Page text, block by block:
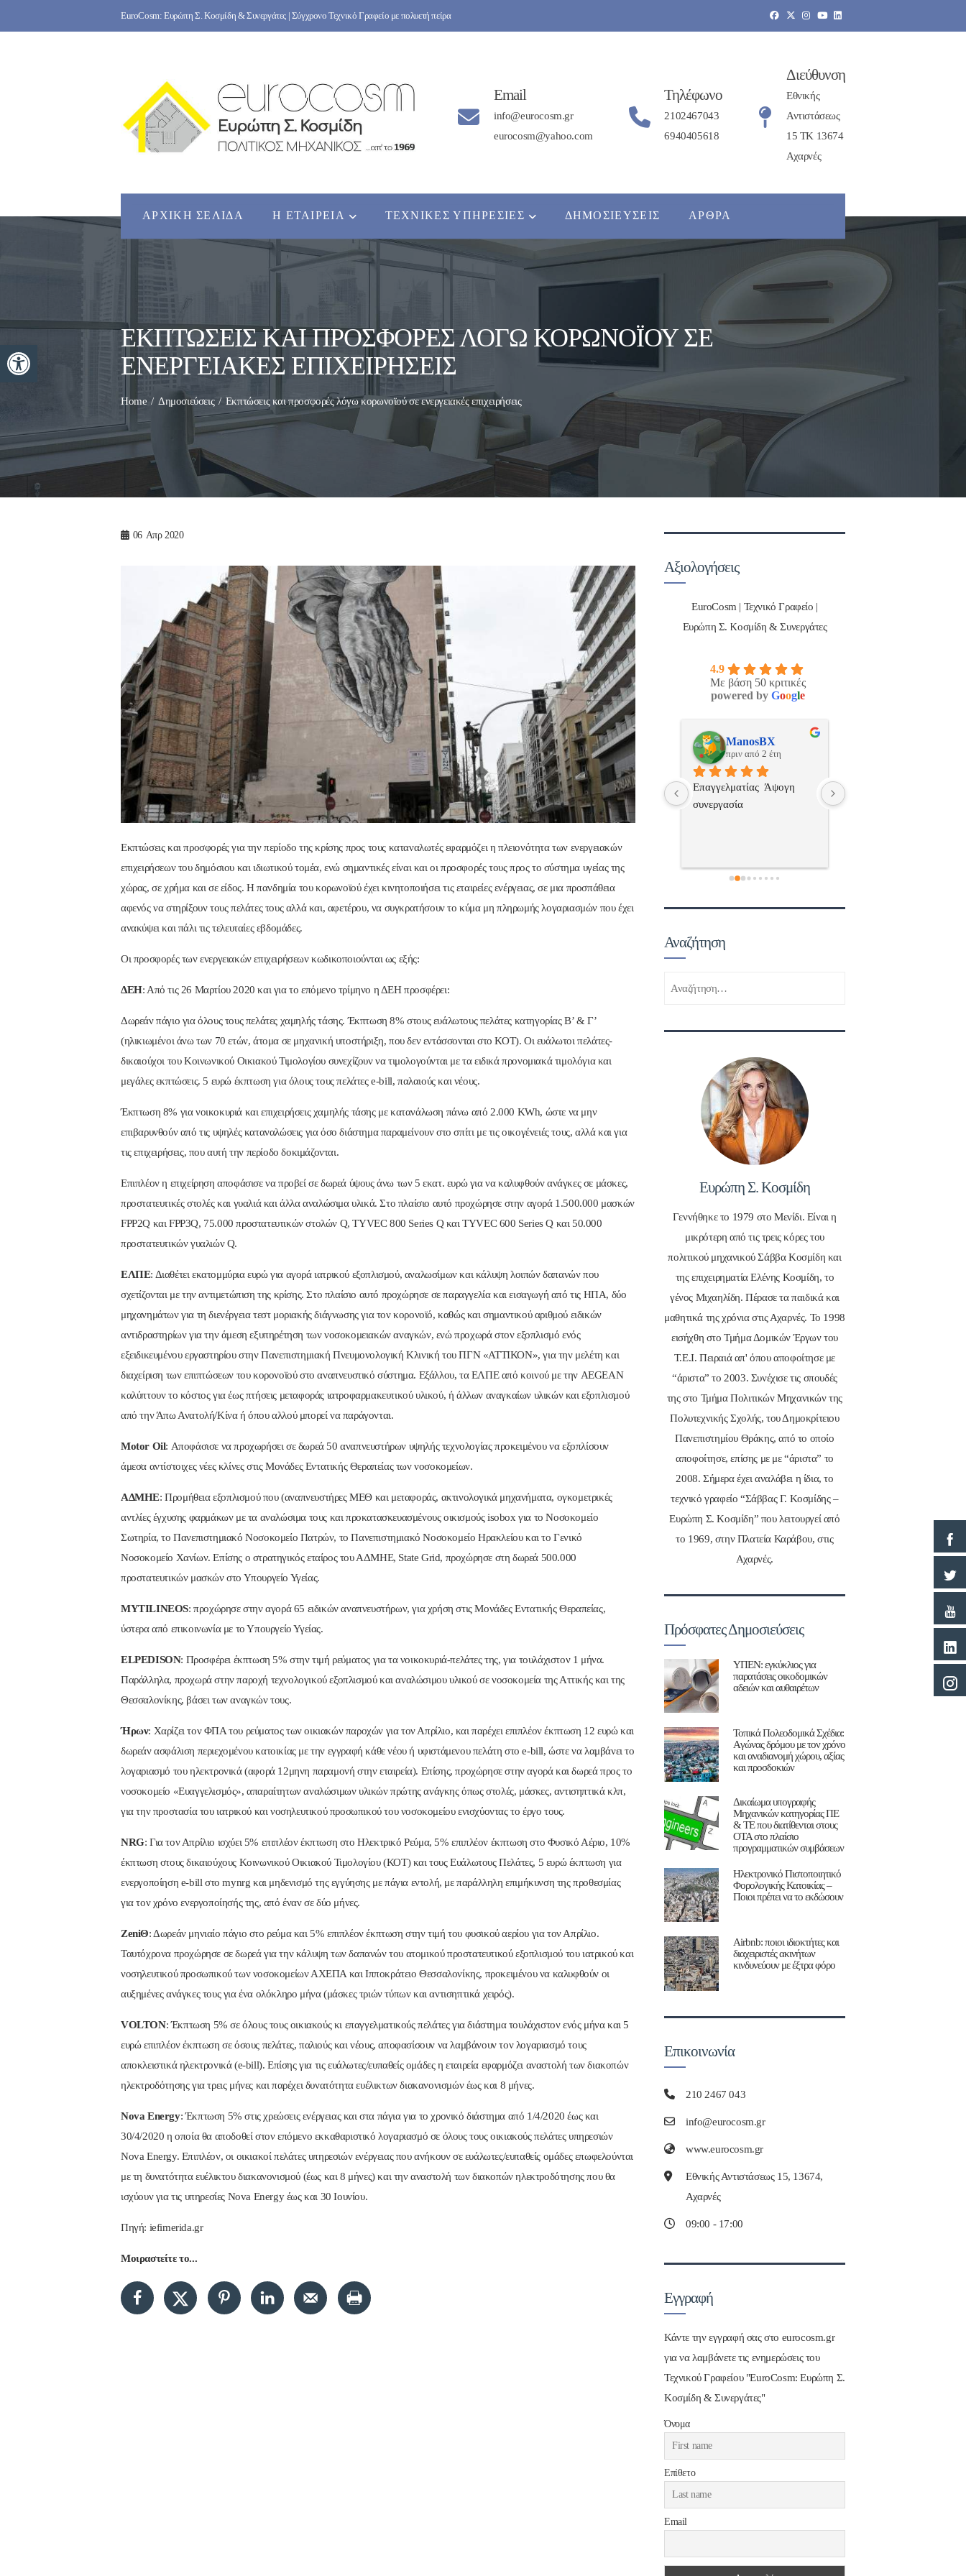
Ανοίξτε τη γραμμή εργαλείων
to
EuroCosm: Ευρώπη Σ. Κοσμίδη & Συνεργάτες | Σύγχρονο Τεχνικό Γραφείο με πολυετή πείρα
Email
info@eurocosm.gr
eurocosm@yahoo.com
Τηλέφωνο
2102467043
6940405618
Διεύθυνση
Εθνικής
Αντιστάσεως
15 ΤΚ 13674
Αχαρνές
ΑΡΧΙΚΉ ΣΕΛΊΔΑ Η ΕΤΑΙΡΕΊΑ ΤΕΧΝΙΚΈΣ ΥΠΗΡΕΣΊΕΣ ΔΗΜΟΣΙΕΎΣΕΙΣ ΆΡΘΡΑ
ΕΚΠΤΏΣΕΙΣ ΚΑΙ ΠΡΟΣΦΟΡΈΣ ΛΌΓΩ ΚΟΡΩΝΟΪΟΎ ΣΕ
ΕΝΕΡΓΕΙΑΚΈΣ ΕΠΙΧΕΙΡΉΣΕΙΣ
Home Δημοσιεύσεις Εκπτώσεις και προσφορές λόγω κορωνοϊού σε ενεργειακές επιχειρήσεις
06 Απρ 2020
Εκπτώσεις και προσφορές για την περίοδο της κρίσης προς τους καταναλωτές εφαρμόζει η πλειονότητα των ενεργειακών
επιχειρήσεων του δημόσιου και ιδιωτικού τομέα, ενώ σημαντικές είναι και οι προσφορές τους προς το σύστημα υγείας της
χώρας, σε χρήμα και σε είδος. Η πανδημία του κορωνοϊού έχει κινητοποιήσει τις εταιρείες ενέργειας, σε μια προσπάθεια
αφενός να στηρίξουν τους πελάτες τους αλλά και, αφετέρου, να συγκρατήσουν το κύμα μη πληρωμής λογαριασμών που έχει
ανακύψει και πάλι τις τελευταίες εβδομάδες.
Οι προσφορές των ενεργειακών επιχειρήσεων κωδικοποιούνται ως εξής:
ΔΕΗ: Από τις 26 Μαρτίου 2020 και για το επόμενο τρίμηνο η ΔΕΗ προσφέρει:
Δωρεάν πάγιο για όλους τους πελάτες χαμηλής τάσης. Έκπτωση 8% στους ευάλωτους πελάτες κατηγορίας Β’ & Γ’
(ηλικιωμένοι άνω των 70 ετών, άτομα σε μηχανική υποστήριξη, που δεν εντάσσονται στο ΚΟΤ). Οι ευάλωτοι πελάτες-
δικαιούχοι του Κοινωνικού Οικιακού Τιμολογίου συνεχίζουν να τιμολογούνται με τα ειδικά προνομιακά τιμολόγια και
μεγάλες εκπτώσεις. 5 ευρώ έκπτωση για όλους τους πελάτες e-bill, παλαιούς και νέους.
Έκπτωση 8% για νοικοκυριά και επιχειρήσεις χαμηλής τάσης με κατανάλωση πάνω από 2.000 KWh, ώστε να μην
επιβαρυνθούν από τις υψηλές καταναλώσεις για όσο διάστημα παραμείνουν στο σπίτι με τις οικογένειές τους, αλλά και για
τις επιχειρήσεις, που αυτή την περίοδο δοκιμάζονται.
Επιπλέον η επιχείρηση αποφάσισε να προβεί σε δωρεά ύψους άνω των 5 εκατ. ευρώ για να καλυφθούν ανάγκες σε μάσκες,
προστατευτικές στολές και γυαλιά και άλλα αναλώσιμα υλικά. Στο πλαίσιο αυτό προχώρησε στην αγορά 1.500.000 μασκών
FPP2Q και FPP3Q, 75.000 προστατευτικών στολών Q, TYVEC 800 Series Q και TYVEC 600 Series Q και 50.000
προστατευτικών γυαλιών Q.
ΕΛΠΕ: Διαθέτει εκατομμύρια ευρώ για αγορά ιατρικού εξοπλισμού, αναλωσίμων και κάλυψη λοιπών δαπανών που
σχετίζονται με την αντιμετώπιση της κρίσης. Στο πλαίσιο αυτό προχώρησε σε παραγγελία και εισαγωγή από τις ΗΠΑ, δύο
μηχανημάτων για τη διενέργεια τεστ μοριακής διάγνωσης για τον κορονοϊό, καθώς και σημαντικού αριθμού ειδικών
αντιδραστηρίων για την άμεση εξυπηρέτηση των νοσοκομειακών αναγκών, ενώ προχωρά στον εξοπλισμό ενός
εξειδικευμένου εργαστηρίου στην Πανεπιστημιακή Πνευμονολογική Κλινική του ΠΓΝ «ΑΤΤΙΚΟΝ», για την μελέτη και
διαχείριση των επιπτώσεων του κορονοϊού στο αναπνευστικό σύστημα. Εξάλλου, τα ΕΛΠΕ από κοινού με την AEGEAN
καλύπτουν το κόστος για έως πτήσεις μεταφοράς ιατροφαρμακευτικού υλικού, ή άλλων αναγκαίων υλικών και εξοπλισμού
από την Άπω Ανατολή/Κίνα ή όπου αλλού μπορεί να παράγονται.
Motor Oil: Αποφάσισε να προχωρήσει σε δωρεά 50 αναπνευστήρων υψηλής τεχνολογίας προκειμένου να εξοπλίσουν
άμεσα αντίστοιχες νέες κλίνες στις Μονάδες Εντατικής Θεραπείας των νοσοκομείων.
ΑΔΜΗΕ: Προμήθεια εξοπλισμού που (αναπνευστήρες ΜΕΘ και μεταφοράς, ακτινολογικά μηχανήματα, ογκομετρικές
αντλίες έγχυσης φαρμάκων με τα αναλώσιμα τους και προκατασκευασμένους οικισμούς isobox για το Νοσοκομείο
Σωτηρία, το Πανεπιστημιακό Νοσοκομείο Πατρών, το Πανεπιστημιακό Νοσοκομείο Ηρακλείου και το Γενικό
Νοσοκομείο Χανίων. Επίσης ο στρατηγικός εταίρος του ΑΔΜΗΕ, State Grid, προχώρησε στη δωρεά 500.000
προστατευτικών μασκών στο Υπουργείο Υγείας.
MYTILINEOS: προχώρησε στην αγορά 65 ειδικών αναπνευστήρων, για χρήση στις Μονάδες Εντατικής Θεραπείας,
ύστερα από επικοινωνία με το Υπουργείο Υγείας.
ELPEDISON: Προσφέρει έκπτωση 5% στην τιμή ρεύματος για τα νοικοκυριά-πελάτες της, για τουλάχιστον 1 μήνα.
Παράλληλα, προχωρά στην παροχή τεχνολογικού εξοπλισμού και αναλώσιμου υλικού σε νοσοκομεία της Αττικής και της
Θεσσαλονίκης, βάσει των αναγκών τους.
Ήρων: Χαρίζει τον ΦΠΑ του ρεύματος των οικιακών παροχών για τον Απρίλιο, και παρέχει επιπλέον έκπτωση 12 ευρώ και
δωρεάν ασφάλιση περιεχομένου κατοικίας με την εγγραφή κάθε νέου ή υφιστάμενου πελάτη στο e-bill, ώστε να λαμβάνει το
λογαριασμό του ηλεκτρονικά (αφορά 12μηνη παραμονή στην εταιρεία). Επίσης, προχώρησε στην αγορά και δωρεά προς το
νοσοκομείο «Ευαγγελισμός», απαραίτητων αναλώσιμων υλικών πρώτης ανάγκης όπως στολές, μάσκες, αντισηπτικά κλπ,
για την προστασία του ιατρικού και νοσηλευτικού προσωπικού του νοσοκομείου ενισχύοντας το έργο τους.
NRG: Για τον Απρίλιο ισχύει 5% επιπλέον έκπτωση στο Ηλεκτρικό Ρεύμα, 5% επιπλέον έκπτωση στο Φυσικό Αέριο, 10%
έκπτωση στους δικαιούχους Κοινωνικού Οικιακού Τιμολογίου (ΚΟΤ) και τους Ευάλωτους Πελάτες, 5 ευρώ έκπτωση για
ενεργοποίηση e-bill στο mynrg και μηδενισμό της εγγύησης με πάγια εντολή, με παράλληλη επιμήκυνση της προθεσμίας
για τον χρόνο ενεργοποίησής της, από έναν σε δύο μήνες.
ZeniΘ: Δωρεάν μηνιαίο πάγιο στο ρεύμα και 5% επιπλέον έκπτωση στην τιμή του φυσικού αερίου για τον Απρίλιο.
Ταυτόχρονα προχώρησε σε δωρεά για την κάλυψη των δαπανών του ατομικού προστατευτικού εξοπλισμού του ιατρικού και
νοσηλευτικού προσωπικού των νοσοκομείων ΑΧΕΠΑ και Ιπποκράτειο Θεσσαλονίκης, προκειμένου να καλυφθούν οι
αυξημένες ανάγκες τους για ένα ολόκληρο μήνα (μάσκες τριών τύπων και αντισηπτικά χειρός).
VOLTON: Έκπτωση 5% σε όλους τους οικιακούς κι επαγγελματικούς πελάτες για διάστημα τουλάχιστον ενός μήνα και 5
ευρώ επιπλέον έκπτωση σε όσους πελάτες, παλιούς και νέους, αποφασίσουν να λαμβάνουν τον λογαριασμό τους
αποκλειστικά ηλεκτρονικά (e-bill). Επίσης για τις ευάλωτες/ευπαθείς ομάδες η εταιρεία εφαρμόζει αναστολή των διακοπών
ηλεκτροδότησης για τρεις μήνες και παρέχει δυνατότητα ευέλικτων διακανονισμών έως και 8 μήνες.
Nova Energy: Έκπτωση 5% στις χρεώσεις ενέργειας και στα πάγια για το χρονικό διάστημα από 1/4/2020 έως και
30/4/2020 η οποία θα αποδοθεί στον επόμενο εκκαθαριστικό λογαριασμό σε όλους τους οικιακούς πελάτες υπηρεσιών
Nova Energy. Επιπλέον, οι οικιακοί πελάτες υπηρεσιών ενέργειας που ανήκουν σε ευάλωτες/ευπαθείς ομάδες επωφελούνται
με τη δυνατότητα ευέλικτου διακανονισμού (έως και 8 μήνες) και την αναστολή των διακοπών ηλεκτροδότησης που θα
ισχύουν για τις υπηρεσίες Nova Energy έως και 30 Ιουνίου.
Πηγή: iefimerida.gr
Μοιραστείτε το...
Αξιολογήσεις
EuroCosm | Τεχνικό Γραφείο |
Ευρώπη Σ. Κοσμίδη & Συνεργάτες
4.9
Με βάση 50 κριτικές
powered by Google
Nik Nikolopoulos
πριν από 2 έτη
Άψογη στη συνεργασία ,
αποτελεσματική,Συνεπής,κ
ατατοπιστική.Με λίγα
Επαγγελματίας ,πάντα με
το χαμόγελο.Την
Ευχαριστώ πολύ και την
ΣΥΣΤΗΝΩ ανεπιφύλακτα..
ManosBX
πριν από 2 έτη
Επαγγελματίας  Άψογη
συνεργασία
Αναζήτηση
Ευρώπη Σ. Κοσμίδη
Γεννήθηκε το 1979 στο Μενίδι. Είναι η
μικρότερη από τις τρεις κόρες του
πολιτικού μηχανικού Σάββα Κοσμίδη και
της επιχειρηματία Ελένης Κοσμίδη, το
γένος Μιχαηλίδη. Πέρασε τα παιδικά και
μαθητικά της χρόνια στις Αχαρνές. Το 1998
εισήχθη στο Τμήμα Δομικών Έργων του
Τ.Ε.Ι. Πειραιά απ' όπου αποφοίτησε με
“άριστα” το 2003. Συνέχισε τις σπουδές
της στο Τμήμα Πολιτικών Μηχανικών της
Πολυτεχνικής Σχολής, του Δημοκρίτειου
Πανεπιστημίου Θράκης, από το οποίο
αποφοίτησε, επίσης με με “άριστα” το
2008. Σήμερα έχει αναλάβει η ίδια, το
τεχνικό γραφείο “Σάββας Γ. Κοσμίδης –
Ευρώπη Σ. Κοσμίδη” που λειτουργεί από
το 1969, στην Πλατεία Καράβου, στις
Αχαρνές.
Πρόσφατες Δημοσιεύσεις
ΥΠΕΝ: εγκύκλιος για
παρατάσεις οικοδομικών
αδειών και αυθαιρέτων
Τοπικά Πολεοδομικά Σχέδια:
Aγώνας δρόμου με τον χρόνο
και αναδιανομή χώρου, αξίας
και προσδοκιών
Δικαίωμα υπογραφής
Μηχανικών κατηγορίας ΠΕ
& ΤΕ που διατίθενται στους
ΟΤΑ στο πλαίσιο
προγραμματικών συμβάσεων
Ηλεκτρονικό Πιστοποιητικό
Φορολογικής Κατοικίας –
Ποιοι πρέπει να το εκδώσουν
Airbnb: ποιοι ιδιοκτήτες και
διαχειριστές ακινήτων
κινδυνεύουν με έξτρα φόρο
Επικοινωνία
210 2467 043
info@eurocosm.gr
www.eurocosm.gr
Εθνικής Αντιστάσεως 15, 13674,
Αχαρνές
09:00 - 17:00
Εγγραφή
Κάντε την εγγραφή σας στο eurocosm.gr
για να λαμβάνετε τις ενημερώσεις του
Τεχνικού Γραφείου "EuroCosm: Ευρώπη Σ.
Κοσμίδη & Συνεργάτες"
Όνομα
Επίθετο
Email